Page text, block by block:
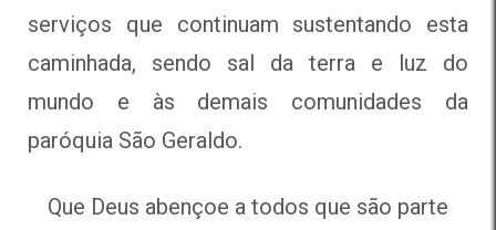
serviços que continuam sustentando esta
caminhada, sendo sal da terra e luz do
mundo e às demais comunidades da
paróquia São Geraldo.
Que Deus abençoe a todos que são parte